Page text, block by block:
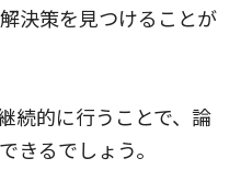
決策を見つけることが
続的に行うことで、論
きるでしょう。